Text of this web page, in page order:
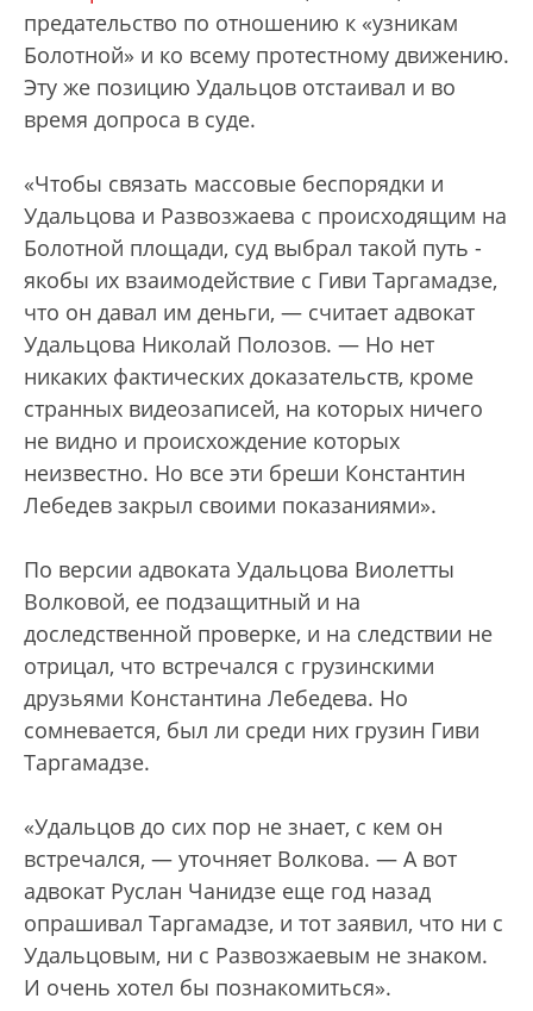
предательство по отношению к «узникам
Болотной» и ко всему протестному движению.
Эту же позицию Удальцов отстаивал и во
время допроса в суде.
«Чтобы связать массовые беспорядки и
Удальцова и Развозжаева с происходящим на
Болотной площади, суд выбрал такой путь -
якобы их взаимодействие с Гиви Таргамадзе,
что он давал им деньги, — считает адвокат
Удальцова Николай Полозов. — Но нет
никаких фактических доказательств, кроме
странных видеозаписей, на которых ничего
не видно и происхождение которых
неизвестно. Но все эти бреши Константин
Лебедев закрыл своими показаниями».
По версии адвоката Удальцова Виолетты
Волковой, ее подзащитный и на
доследственной проверке, и на следствии не
отрицал, что встречался с грузинскими
друзьями Константина Лебедева. Но
сомневается, был ли среди них грузин Гиви
Таргамадзе.
«Удальцов до сих пор не знает, с кем он
встречался, — уточняет Волкова. — А вот
адвокат Руслан Чанидзе еще год назад
опрашивал Таргамадзе, и тот заявил, что ни с
Удальцовым, ни с Развозжаевым не знаком.
И очень хотел бы познакомиться».